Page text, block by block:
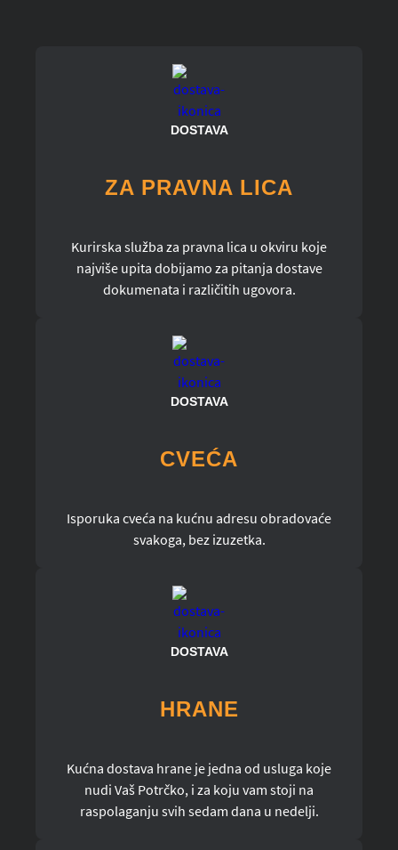
DOSTAVA
ZA PRAVNA LICA
Kurirska služba za pravna lica u okviru koje
najviše upita dobijamo za pitanja dostave
dokumenata i različitih ugovora.
DOSTAVA
CVEĆA
Isporuka cveća na kućnu adresu obradovaće
svakoga, bez izuzetka.
DOSTAVA
HRANE
Kućna dostava hrane je jedna od usluga koje
nudi Vaš Potrčko, i za koju vam stoji na
raspolaganju svih sedam dana u nedelji.